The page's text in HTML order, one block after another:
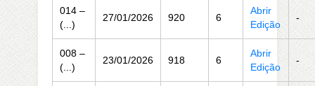
014 –
(...)
27/01/2026 920 6
Abrir
Edição
-
008 –
(...)
23/01/2026 918 6
Abrir
Edição
-